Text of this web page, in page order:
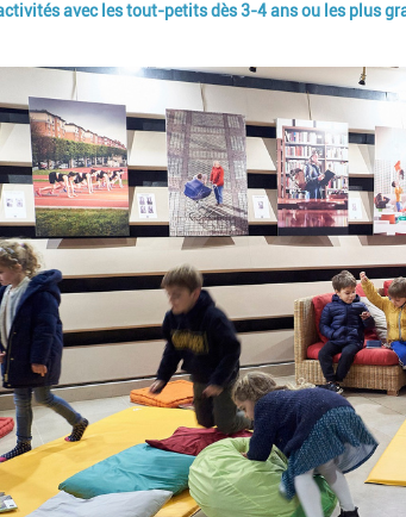
avec les tout-petits dès 3-4 ans ou les plus